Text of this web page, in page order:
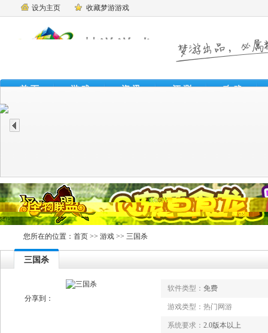
设为主页 收藏梦游游戏
首 页 游 戏 资 讯 评 测 攻 略
您所在的位置： 首页 >> 游戏 >> 三国杀
三国杀
分享到：
软件类型： 免费
游戏类型： 热门网游
系统要求： 2.0版本以上